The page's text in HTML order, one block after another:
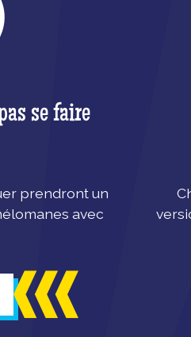
se faire
prendront un
avec